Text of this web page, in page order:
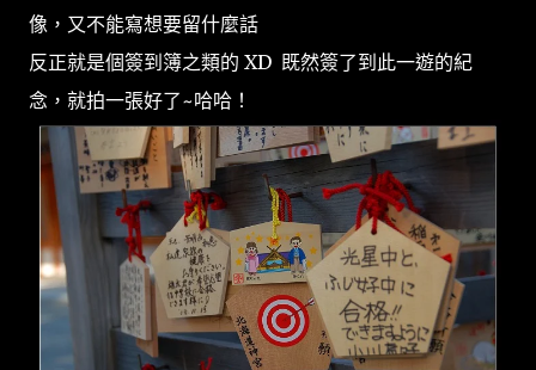
像，又不能寫想要留什麼話
反正就是個簽到簿之類的 XD 既然簽了到此一遊的紀
念，就拍一張好了~哈哈！